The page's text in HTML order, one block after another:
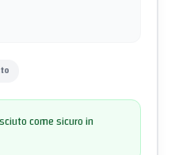
come sicuro in